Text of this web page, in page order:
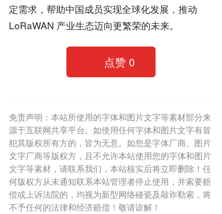
定需求，帮助中国成员实现全球化发展，推动
LoRaWAN 产业生态迈向更繁荣的未来。
点赞 0
免责声明：本站所使用的字体和图片文字等素材部分来
源于互联网共享平台。如使用任何字体和图片文字有冒
犯其版权所有方的，皆为无意。如您是字体厂商、图片
文字厂商等版权方，且不允许本站使用您的字体和图片
文字等素材，请联系我们，本站核实后将立即删除！任
何版权方从未通知联系本站管理者停止使用，并索要赔
偿或上诉法院的，均视为新型网络碰瓷及敲诈勒索，将
不予任何的法律和经济赔偿！敬请谅解！